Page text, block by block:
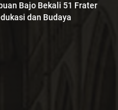
Bajo Bekali 51 Frater
dan Budaya